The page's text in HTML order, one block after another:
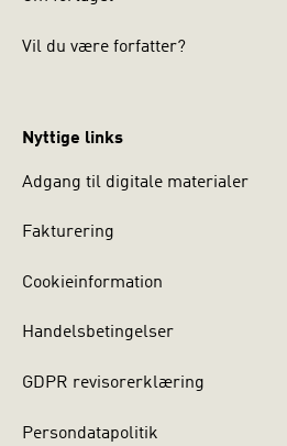
Vil du være forfatter?
Nyttige links
Adgang til digitale materialer
Fakturering
Cookieinformation
Handelsbetingelser
GDPR revisorerklæring
Persondatapolitik